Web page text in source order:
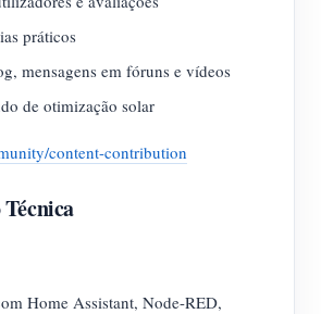
práticos
mensagens em fóruns e vídeos
de otimização solar
content-contribution
Home Assistant, Node-RED,